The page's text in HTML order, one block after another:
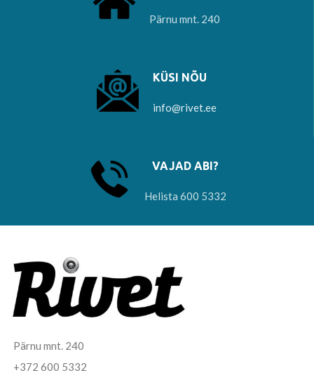
Pärnu mnt. 240
KÜSI NÕU
info@rivet.ee
VAJAD ABI?
Helista 600 5332
Pärnu mnt. 240
+372 600 5332